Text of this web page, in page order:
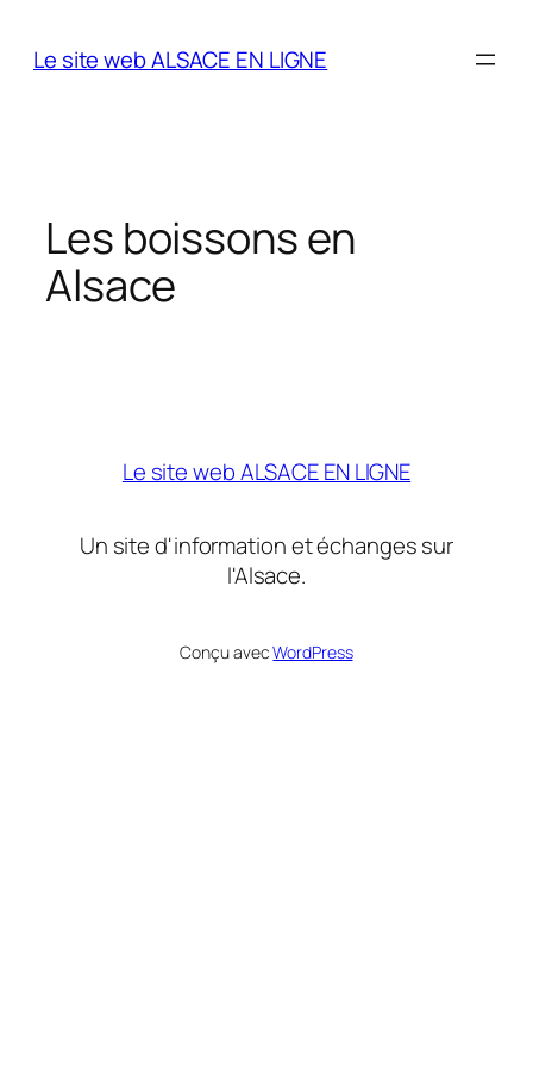
Le site web ALSACE EN LIGNE
Les boissons en
Alsace
Le site web ALSACE EN LIGNE
Un site d'information et échanges sur
l'Alsace.
Conçu avecWordPress